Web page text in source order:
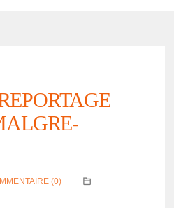
(0)